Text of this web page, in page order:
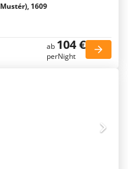
1609
ab 104 €
perNight